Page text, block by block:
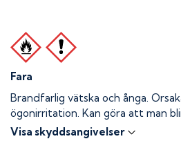
Fara
Brandfarlig vätska och ånga.
ögonirritation. Kan göra att man
Visa skyddsangivelser